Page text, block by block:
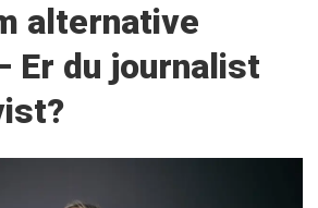
alternative
Er du journalist